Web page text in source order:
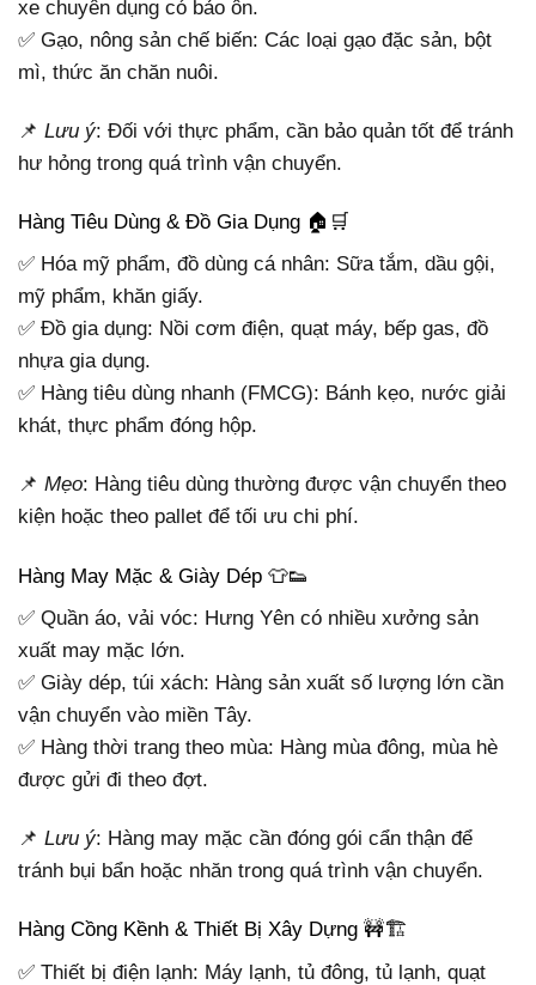
xe chuyên dụng có bảo ôn.
✅ Gạo, nông sản chế biến: Các loại gạo đặc sản, bột
mì, thức ăn chăn nuôi.
📌 Lưu ý: Đối với thực phẩm, cần bảo quản tốt để tránh
hư hỏng trong quá trình vận chuyển.
Hàng Tiêu Dùng & Đồ Gia Dụng 🏠🛒
✅ Hóa mỹ phẩm, đồ dùng cá nhân: Sữa tắm, dầu gội,
mỹ phẩm, khăn giấy.
✅ Đồ gia dụng: Nồi cơm điện, quạt máy, bếp gas, đồ
nhựa gia dụng.
✅ Hàng tiêu dùng nhanh (FMCG): Bánh kẹo, nước giải
khát, thực phẩm đóng hộp.
📌 Mẹo: Hàng tiêu dùng thường được vận chuyển theo
kiện hoặc theo pallet để tối ưu chi phí.
Hàng May Mặc & Giày Dép 👕👟
✅ Quần áo, vải vóc: Hưng Yên có nhiều xưởng sản
xuất may mặc lớn.
✅ Giày dép, túi xách: Hàng sản xuất số lượng lớn cần
vận chuyển vào miền Tây.
✅ Hàng thời trang theo mùa: Hàng mùa đông, mùa hè
được gửi đi theo đợt.
📌 Lưu ý: Hàng may mặc cần đóng gói cẩn thận để
tránh bụi bẩn hoặc nhăn trong quá trình vận chuyển.
Hàng Cồng Kềnh & Thiết Bị Xây Dựng 🚧🏗
✅ Thiết bị điện lạnh: Máy lạnh, tủ đông, tủ lạnh, quạt